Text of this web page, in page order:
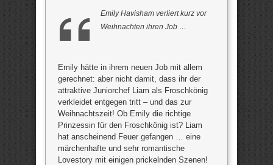
Emily Havisham verliert kurz vor
Weihnachten ihren Job …
Emily hätte in ihrem neuen Job mit allem
gerechnet: aber nicht damit, dass ihr der
attraktive Juniorchef Liam als Froschkönig
verkleidet entgegen tritt – und das zur
Weihnachtszeit! Ob Emily die richtige
Prinzessin für den Froschkönig ist? Liam
hat anscheinend Feuer gefangen … eine
märchenhafte und sehr romantische
Lovestory mit einigen prickelnden Szenen!